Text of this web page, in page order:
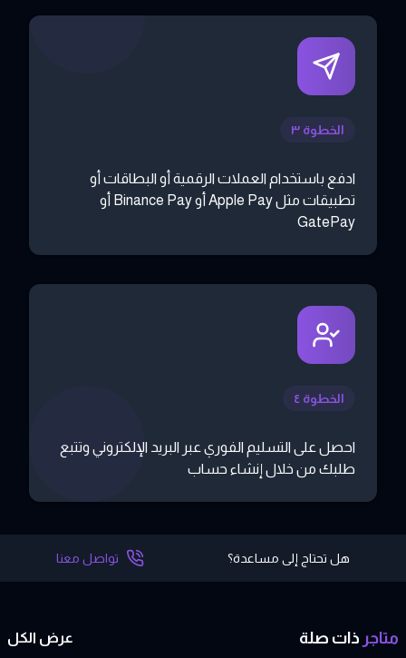
الخطوة ٣
ادفع باستخدام العملات الرقمية أو البطاقات أو
تطبيقات مثل Apple Pay أو Binance Pay أو
GatePay
الخطوة ٤
احصل على التسليم الفوري عبر البريد الإلكتروني وتتبع
طلبك من خلال إنشاء حساب
هل تحتاج إلى مساعدة؟ تواصل معنا
متاجر ذات صلة عرض الكل